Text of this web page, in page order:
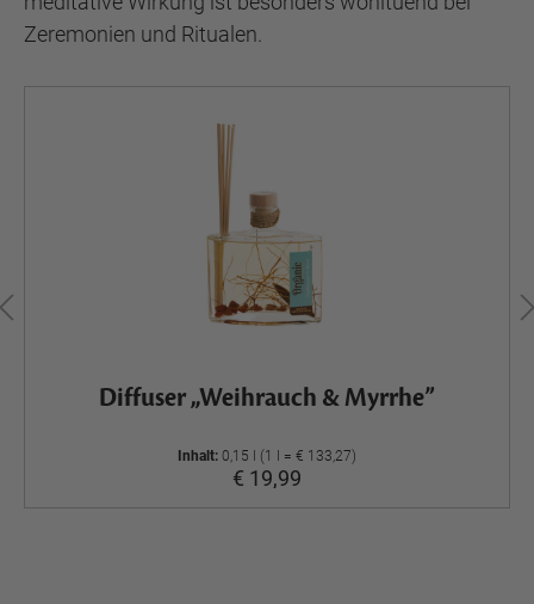
Zeremonien und Ritualen.
Diffuser „Weihrauch & Myrrhe”
Inhalt: 0,15 l (1 l = € 133,27)
€ 19,99